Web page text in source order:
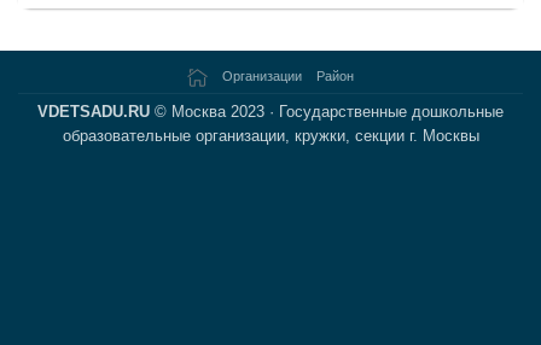
Организации Район
VDETSADU.RU © Москва 2023 · Государственные дошкольные
образовательные организации, кружки, секции г. Москвы